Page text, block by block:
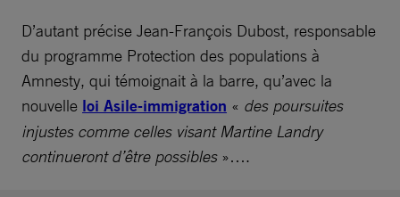
D’autant précise Jean-François Dubost, responsable
du programme Protection des populations à
Amnesty, qui témoignait à la barre, qu’avec la
nouvelle loi Asile-immigration « des poursuites
injustes comme celles visant Martine Landry
continueront d’être possibles »….